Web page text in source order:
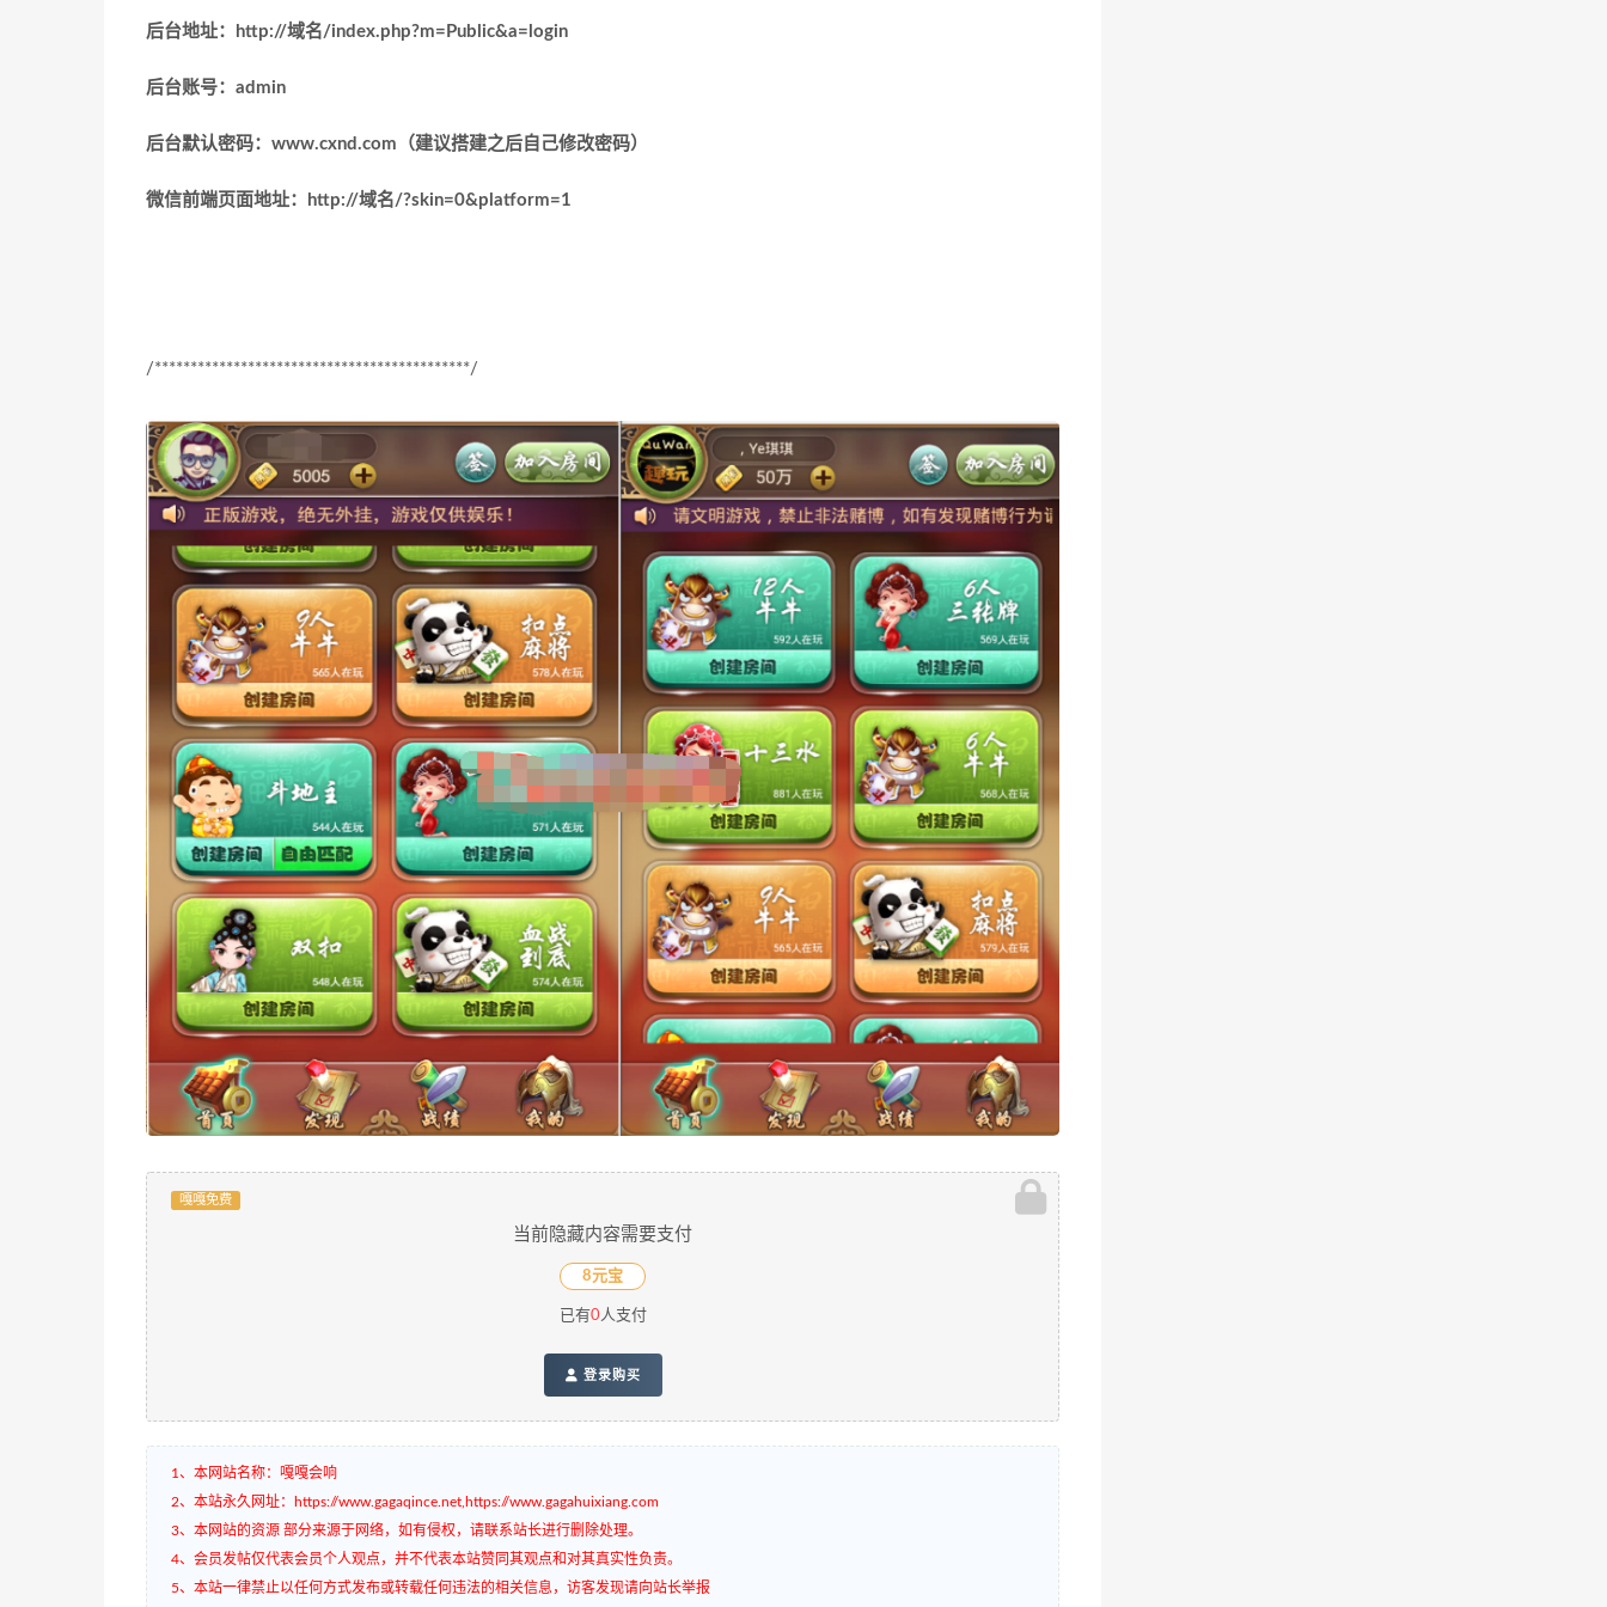
后台地址： http://域名/index.php?m=Public&a=login
后台账号： admin
后台默认密码： www.cxnd.com （建议搭建之后自己修改密码）
微信前端页面地址： http://域名/?skin=0&platform=1
/********************************************/
嘎嘎免费
当前隐藏内容需要支付
8元宝
已有0人支付
登录购买
1、本网站名称：嘎嘎会响
2、本站永久网址：https://www.gagaqince.net,https://www.gagahuixiang.com
3、本网站的资源 部分来源于网络，如有侵权，请联系站长进行删除处理。
4、会员发帖仅代表会员个人观点，并不代表本站赞同其观点和对其真实性负责。
5、本站一律禁止以任何方式发布或转载任何违法的相关信息，访客发现请向站长举报